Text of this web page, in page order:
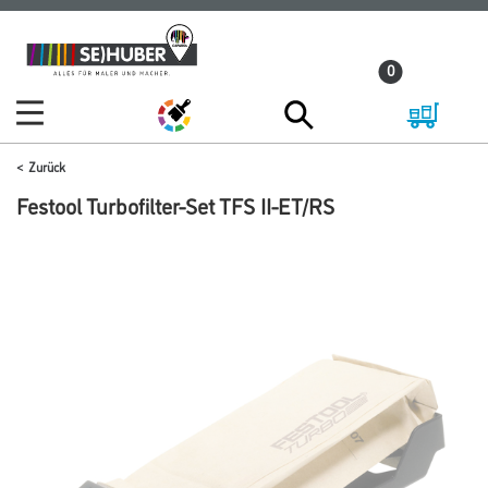
Zum
Inhalt
Zum
Navigationsmenü
0
Zurück
Festool Turbofilter-Set TFS II-ET/RS